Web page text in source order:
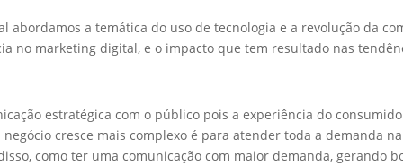
abordamos a temática do uso de tecnologia e a revolução da
no marketing digital, e o impacto que tem resultado nas
estratégica com o público pois a experiência do
cresce mais complexo é para atender toda a demanda
como ter uma comunicação com maior demanda, gerando